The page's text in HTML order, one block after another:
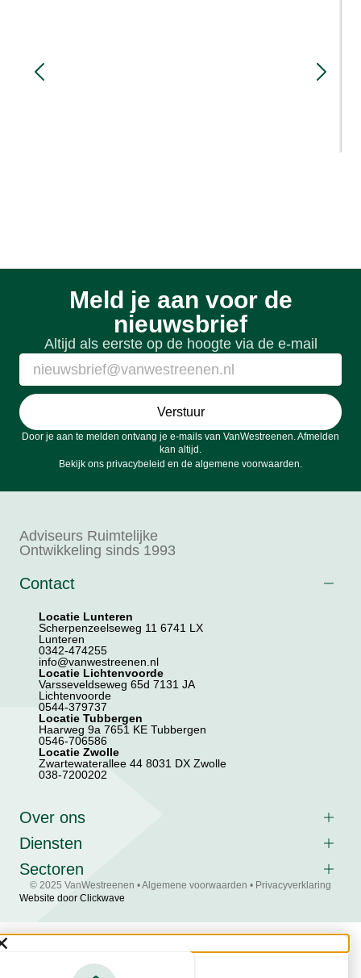
Meld je aan voor de
nieuwsbrief
Altijd als eerste op de hoogte via de e-mail
Verstuur
Door je aan te melden ontvang je e-mails van VanWestreenen. Afmelden
kan altijd.
Bekijk ons privacybeleid en de algemene voorwaarden.
Adviseurs Ruimtelijke
Ontwikkeling sinds 1993
Contact
Locatie Lunteren
Scherpenzeelseweg 11 6741 LX
Lunteren
0342-474255
info@vanwestreenen.nl
Locatie Lichtenvoorde
Varsseveldseweg 65d 7131 JA
Lichtenvoorde
0544-379737
Locatie Tubbergen
Haarweg 9a 7651 KE Tubbergen
0546-706586
Locatie Zwolle
Zwartewaterallee 44 8031 DX Zwolle
038-7200202
Over ons
Diensten
Sectoren
Website door Clickwave
© 2025 VanWestreenen •Algemene voorwaarden • Privacyverklaring